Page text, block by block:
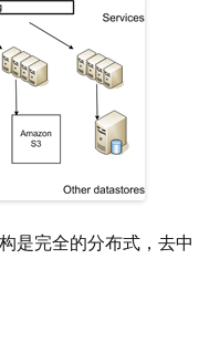
是完全的分布式，去中